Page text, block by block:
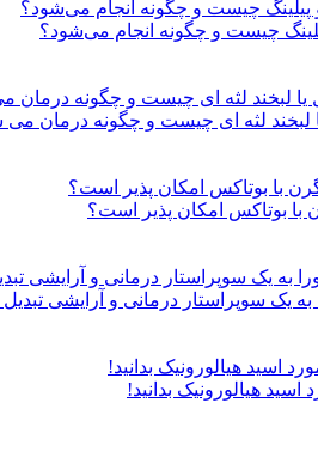
چیست و چگونه انجام می‌شود؟
لبخند لثه ای چیست و چگونه درمان می
با بوتاکس امکان پذیر است؟
به یک سوپراستار درمانی و آرایشی
اسید هیالورونیک بدانید!